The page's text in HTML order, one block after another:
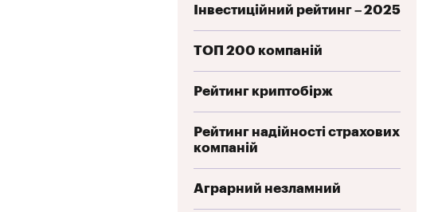
Інвестиційний рейтинг – 2025
ТОП 200 компаній
Рейтинг криптобірж
Рейтинг надійності страхових
компаній
Аграрний незламний